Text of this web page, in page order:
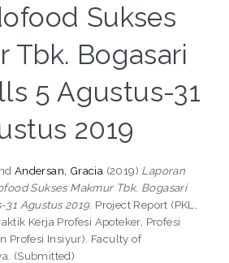
Sukses
Tbk. Bogasari
5 Agustus-31
2019
Andersan, Gracia (2019) Laporan
Sukses Makmur Tbk. Bogasari
Agustus 2019. Project Report (PKL,
Kerja Profesi Apoteker, Profesi
Profesi Insiyur). Faculty of
(Submitted)